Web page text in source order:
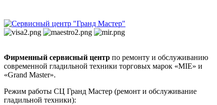
Фирменный сервисный центр по ремонту и обслуживанию
современной гладильной техники торговых марок «MIE» и
«Grand Master».
Режим работы СЦ Гранд Мастер (ремонт и обслуживание
гладильной техники):